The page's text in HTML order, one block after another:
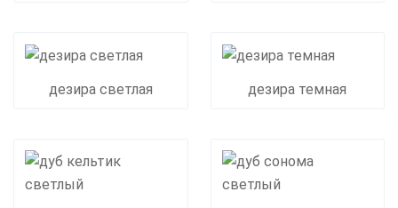
дезира светлая дезира темная